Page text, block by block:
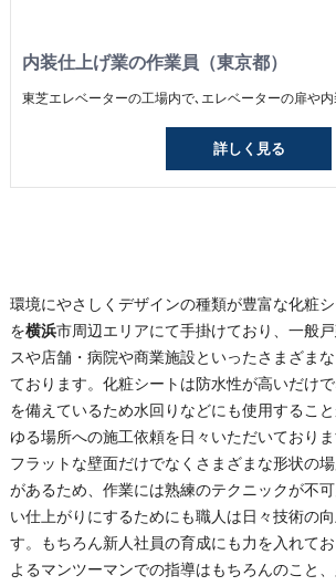
内装仕上げ業の作業員（東京都）
詳しく見る
環境にやさしくデザインの種類が豊富な化粧
を横浜市周辺エリアにて手掛けており、一般
スや店舗・病院や商業施設といったさまざま
ております。化粧シートは防水性が高いだけ
を備えているため水回りなどにも使用するこ
ゆる場所への施工依頼を日々いただいておりま
フラットな壁面だけでなくさまざまな形状の
があるため、作業には熟練のテクニックが不
い仕上がりにするためにも職人は日々技術の
す。もちろん新人社員の育成にも力を入れて
よるマンツーマンでの指導はもちろんのこと